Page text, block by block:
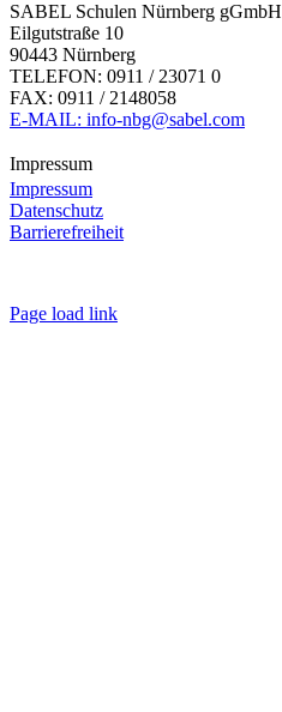
SABEL Schulen Nürnberg gGmbH
Eilgutstraße 10
90443 Nürnberg
TELEFON: 0911 / 23071 0
FAX: 0911 / 2148058
E-MAIL: info-nbg@sabel.com
Impressum
Impressum
Datenschutz
Barrierefreiheit
Page load link